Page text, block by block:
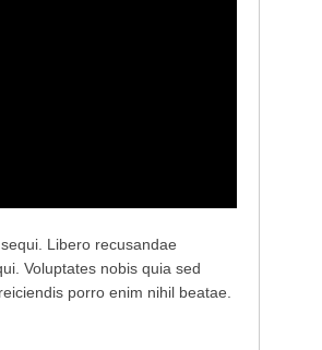
Libero recusandae
Voluptates nobis quia sed
porro enim nihil beatae.